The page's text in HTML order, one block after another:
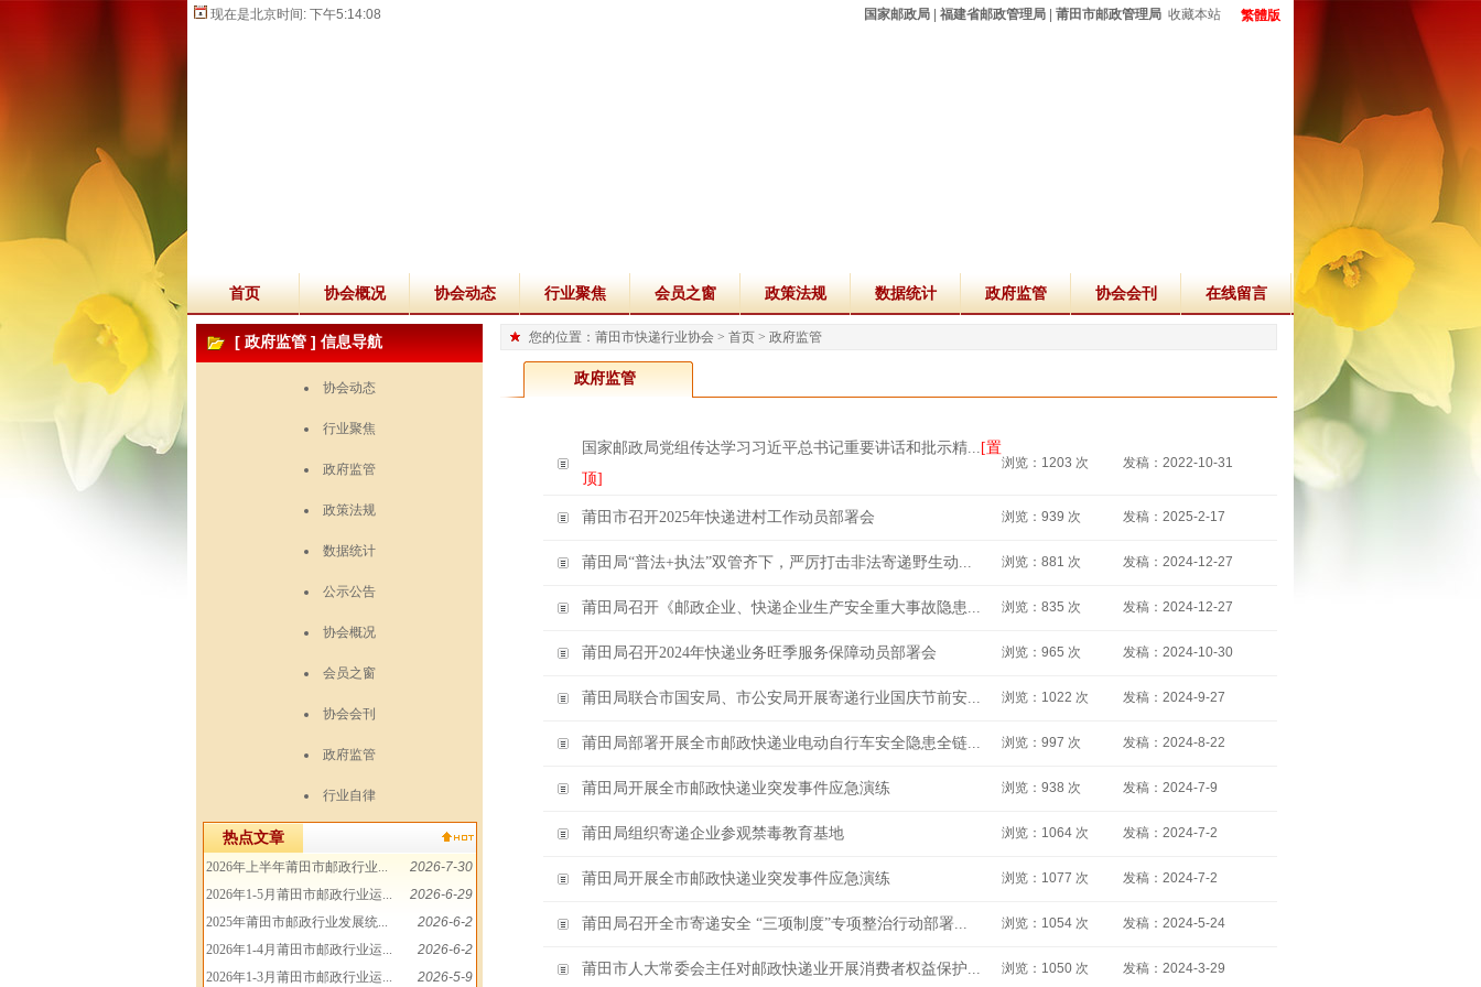
现在是北京时间: 下午5:14:09 国家邮政局 福建省邮政管理局 莆田市邮政管理局 收藏本站 繁體版
首页 协会概况 协会动态 行业聚焦 会员之窗 政策法规 数据统计 政府监管 协会会刊 在线留言
[ 政府监管 ] 信息导航
协会动态
行业聚焦
政府监管
政策法规
数据统计
公示公告
协会概况
会员之窗
协会会刊
政府监管
行业自律
热点文章
2026年上半年莆田市邮政行业...
2026-7-30
2026年1-5月莆田市邮政行业运...
2026-6-29
2025年莆田市邮政行业发展统...
2026-6-2
2026年1-4月莆田市邮政行业运...
2026-6-2
2026年1-3月莆田市邮政行业运...
2026-5-9
您的位置：莆田市快递行业协会 > 首页> 政府监管
政府监管
国家邮政局党组传达学习习近平总书记重要讲话和批示精... [置
顶]
浏览：1203 次 发稿：2022-10-31
莆田市召开2025年快递进村工作动员部署会 浏览：939 次 发稿：2025-2-17
莆田局“普法+执法”双管齐下，严厉打击非法寄递野生动... 浏览：881 次 发稿：2024-12-27
莆田局召开《邮政企业、快递企业生产安全重大事故隐患... 浏览：835 次 发稿：2024-12-27
莆田局召开2024年快递业务旺季服务保障动员部署会 浏览：965 次 发稿：2024-10-30
莆田局联合市国安局、市公安局开展寄递行业国庆节前安... 浏览：1022 次 发稿：2024-9-27
莆田局部署开展全市邮政快递业电动自行车安全隐患全链... 浏览：997 次 发稿：2024-8-22
莆田局开展全市邮政快递业突发事件应急演练 浏览：938 次 发稿：2024-7-9
莆田局组织寄递企业参观禁毒教育基地 浏览：1064 次 发稿：2024-7-2
莆田局开展全市邮政快递业突发事件应急演练 浏览：1077 次 发稿：2024-7-2
莆田局召开全市寄递安全 “三项制度”专项整治行动部署... 浏览：1054 次 发稿：2024-5-24
莆田市人大常委会主任对邮政快递业开展消费者权益保护... 浏览：1050 次 发稿：2024-3-29